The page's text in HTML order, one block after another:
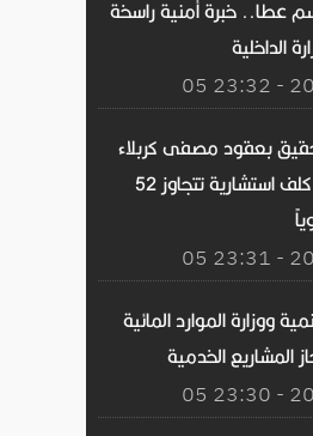
عطا.. خبرة أمنية راسخة
الداخلية
بعقود مصفى كربلاء
بعد الكشف عن كلف استشارية تتجاوز 52
ووزارة الموارد المائية
المشاريع الخدمية